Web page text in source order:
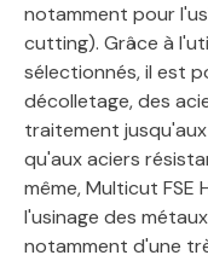
notamment pour
cutting). Grâce à
sélectionnés, il est
décolletage, des
traitement
qu'aux aciers
même, Multicut FSE
l'usinage des
notamment d'une